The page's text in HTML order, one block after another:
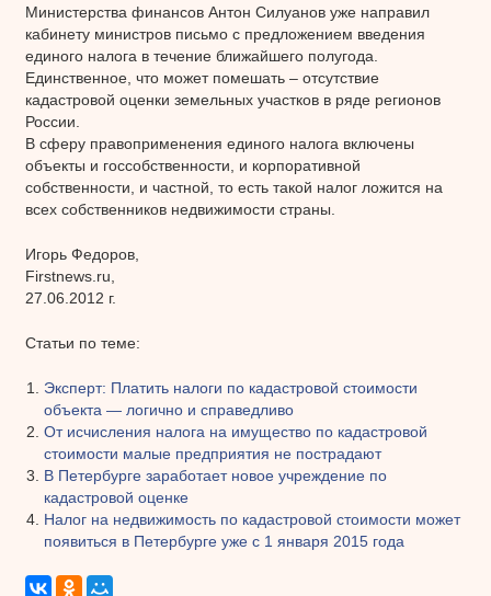
Министерства финансов Антон Силуанов уже направил
кабинету министров письмо с предложением введения
единого налога в течение ближайшего полугода.
Единственное, что может помешать – отсутствие
кадастровой оценки земельных участков в ряде регионов
России.
В сферу правоприменения единого налога включены
объекты и госсобственности, и корпоративной
собственности, и частной, то есть такой налог ложится на
всех собственников недвижимости страны.
Игорь Федоров,
Firstnews.ru,
27.06.2012 г.
Статьи по теме:
Эксперт: Платить налоги по кадастровой стоимости
объекта — логично и справедливо
От исчисления налога на имущество по кадастровой
стоимости малые предприятия не пострадают
В Петербурге заработает новое учреждение по
кадастровой оценке
Налог на недвижимость по кадастровой стоимости может
появиться в Петербурге уже с 1 января 2015 года